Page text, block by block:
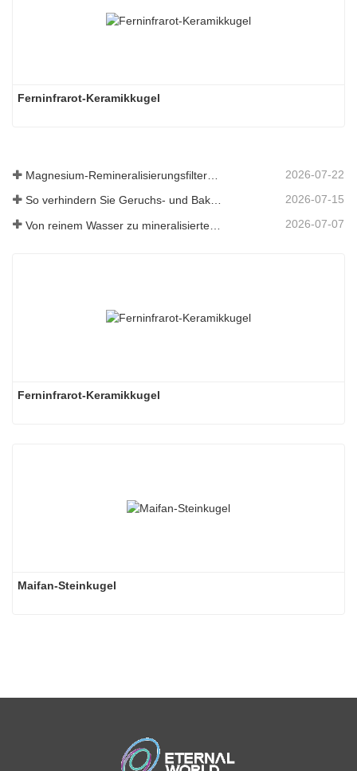
Ferninfrarot-Keramikkugel
2026-07-22
So verhindern Sie Geruchs- und Bakterienbildung in Abwassertanks von Scheuersaugmaschinen 2026-07-15
2026-07-07
Ferninfrarot-Keramikkugel
Maifan-Steinkugel